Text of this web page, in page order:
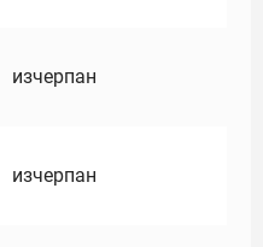
изчерпан
изчерпан